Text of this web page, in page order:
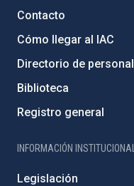
Contacto
Cómo llegar al IAC
Directorio de personal
Biblioteca
Registro general
INFORMACIÓN INSTITUCIONAL
Legislación